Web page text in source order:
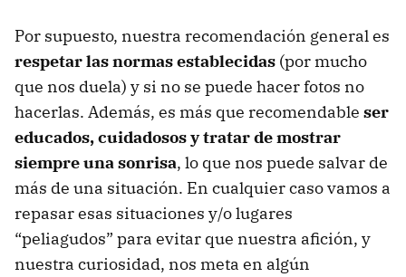
Por supuesto, nuestra recomendación general es
respetar las normas establecidas (por mucho
que nos duela) y si no se puede hacer fotos no
hacerlas. Además, es más que recomendable ser
educados, cuidadosos y tratar de mostrar
siempre una sonrisa, lo que nos puede salvar de
más de una situación. En cualquier caso vamos a
repasar esas situaciones y/o lugares
“peliagudos” para evitar que nuestra afición, y
nuestra curiosidad, nos meta en algún